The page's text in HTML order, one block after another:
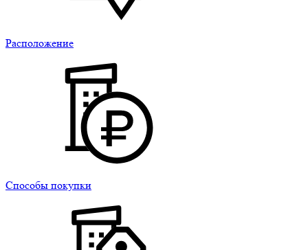
Расположение
Способы покупки